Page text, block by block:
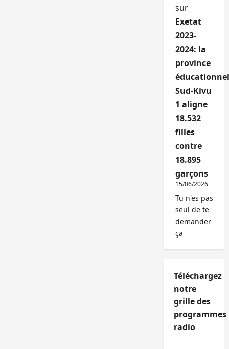
sur
Exetat
2023-
2024: la
province
Sud-Kivu
1 aligne
18.532
filles
contre
18.895
garçons
15/06/2026
Tu n'es pas
seul de te
demander
ça
Téléchargez
notre
grille des
programmes
radio